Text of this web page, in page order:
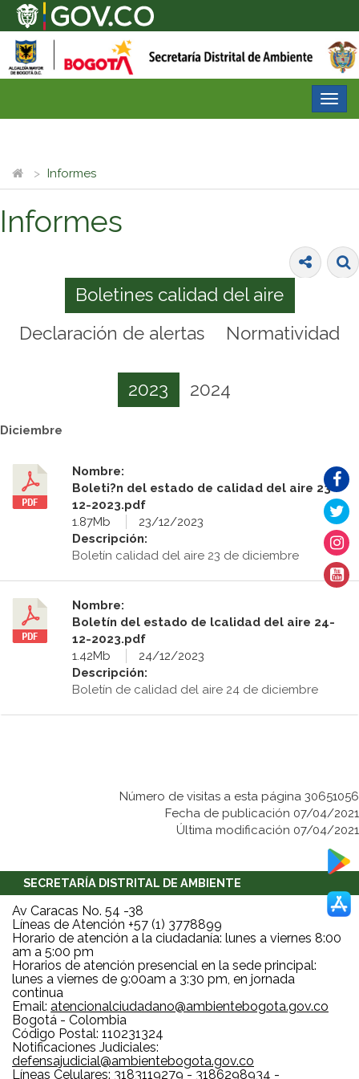
Informes
Informes
Boletines calidad del aire
Declaración de alertas
Normatividad
2023 2024
Diciembre
Nombre:
Boleti?n del estado de calidad del aire 23-
12-2023.pdf
1.87Mb
23/12/2023
Descripción:
Boletín calidad del aire 23 de diciembre
Nombre:
Boletín del estado de lcalidad del aire 24-
12-2023.pdf
1.42Mb
24/12/2023
Descripción:
Boletín de calidad del aire 24 de diciembre
Número de visitas a esta página 30651056
Fecha de publicación 07/04/2021
Última modificación 07/04/2021
SECRETARÍA DISTRITAL DE AMBIENTE
Av Caracas No. 54 -38
Líneas de Atención +57 (1) 3778899
Horario de atención a la ciudadanía: lunes a viernes 8:00
am a 5:00 pm
Horarios de atención presencial en la sede principal:
lunes a viernes de 9:00am a 3:30 pm, en jornada
continua
Email: atencionalciudadano@ambientebogota.gov.co
Bogotá - Colombia
Código Postal: 110231324
Notificaciones Judiciales:
defensajudicial@ambientebogota.gov.co
Líneas Celulares: 3183119279 - 3186298934 -